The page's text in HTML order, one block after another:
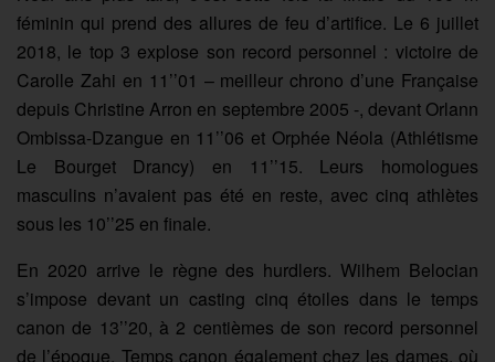
féminin qui prend des allures de feu d’artifice. Le 6 juillet
2018, le top 3 explose son record personnel : victoire de
Carolle Zahi en 11’’01 – meilleur chrono d’une Française
depuis Christine Arron en septembre 2005 -, devant Orlann
Ombissa-Dzangue en 11’’06 et Orphée Néola (Athlétisme
Le Bourget Drancy) en 11’’15. Leurs homologues
masculins n’avaient pas été en reste, avec cinq athlètes
sous les 10’’25 en finale.
En 2020 arrive le règne des hurdlers. Wilhem Belocian
s’impose devant un casting cinq étoiles dans le temps
canon de 13’’20, à 2 centièmes de son record personnel
de l’époque. Temps canon également chez les dames, où